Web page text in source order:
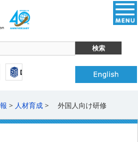
> 人材育成 > 外国人向け研修